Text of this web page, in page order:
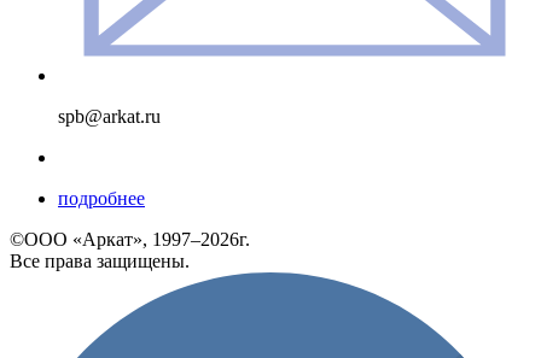
spb@arkat.ru
подробнее
©ООО «Аркат», 1997–2026г.
Все права защищены.